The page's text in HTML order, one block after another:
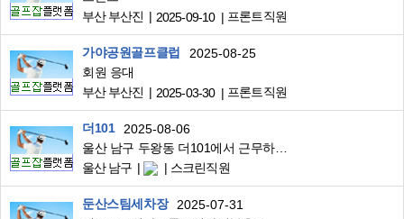
부산 부산진
2025-09-10 프론트직원
가야공원골프클럽
2025-08-25
회원 응대
부산 부산진
2025-03-30 프론트직원
더101
2025-08-06
울산 남구
스크린직원
둔산스팀세차장
2025-07-31